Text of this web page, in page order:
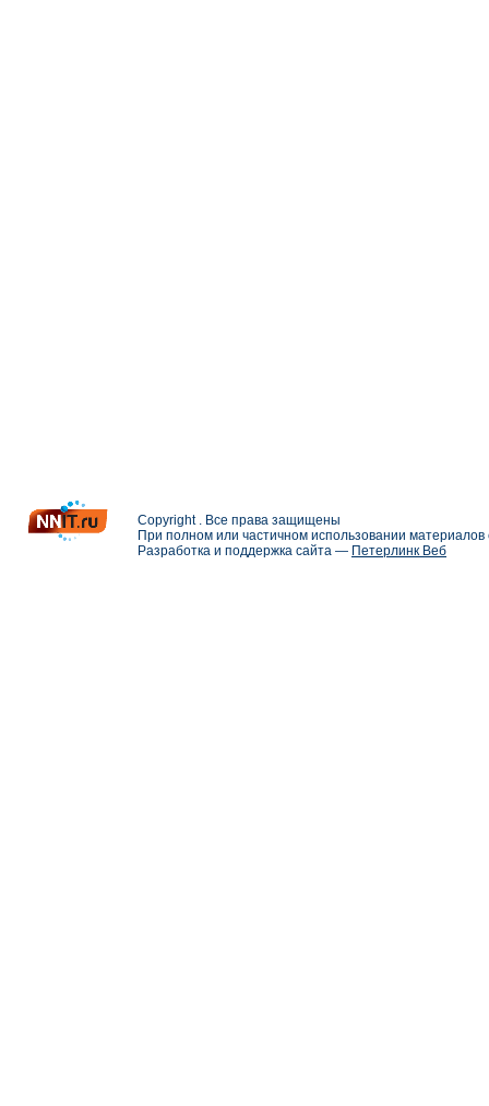
Copyright . Все права защищены
При полном или частичном использовании
Разработка и поддержка сайта — Петерлинк Веб